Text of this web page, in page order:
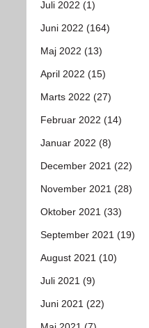
Juli 2022 (1)
Juni 2022 (164)
Maj 2022 (13)
April 2022 (15)
Marts 2022 (27)
Februar 2022 (14)
Januar 2022 (8)
December 2021 (22)
November 2021 (28)
Oktober 2021 (33)
September 2021 (19)
August 2021 (10)
Juli 2021 (9)
Juni 2021 (22)